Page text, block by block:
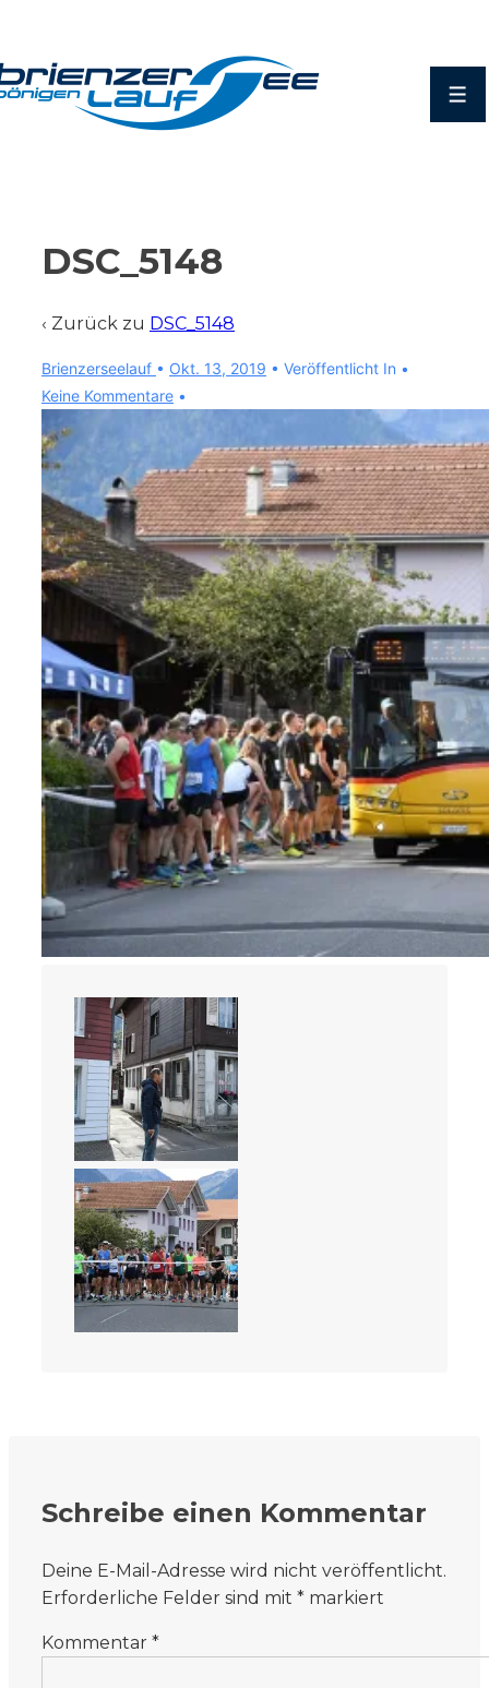
Inhalt
DSC_5148
‹ Zurück zu DSC_5148
Brienzerseelauf • Okt. 13, 2019
Veröffentlicht In
Keine Kommentare
Schreibe einen Kommentar
Deine E-Mail-Adresse wird nicht veröffentlicht.
Erforderliche Felder sind mit * markiert
Kommentar *